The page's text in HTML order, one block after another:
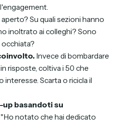
aperto? Su quali sezioni hanno
inoltrato ai colleghi? Sono
Invece di bombardare
risposte, coltiva i 50 che
Scarta o ricicla il
basandoti su
"Ho notato che hai dedicato